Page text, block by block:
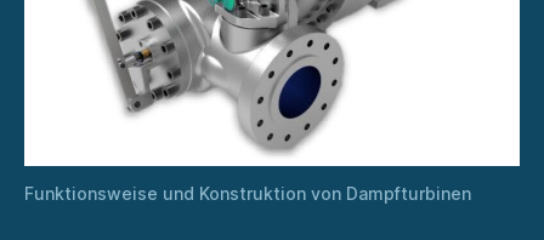
Funktionsweise und Konstruktion von Dampfturbinen